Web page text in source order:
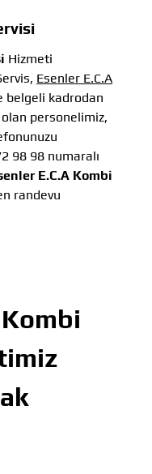
Hizmeti
Esenler E.C.A
belgeli kadrodan
personelimiz,
98 98 numaralı
E.C.A Kombi
randevu